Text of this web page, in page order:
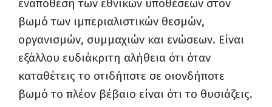
εναπόθεση των εθνικών υποθέσεων στον
βωμό των ιμπεριαλιστικών θεσμών,
οργανισμών, συμμαχιών και ενώσεων. Είναι
εξάλλου ευδιάκριτη αλήθεια ότι όταν
καταθέτεις το οτιδήποτε σε οιονδήποτε
βωμό το πλέον βέβαιο είναι ότι το θυσιάζεις.